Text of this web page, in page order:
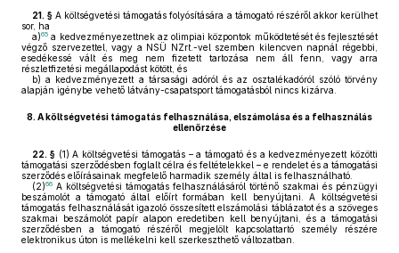
21. § A költségvetési támogatás folyósítására a támogató részéről akkor kerülhet
sor, ha
a)65 a kedvezményezettnek az olimpiai központok működtetését és fejlesztését
végző szervezettel, vagy a NSÜ NZrt.-vel szemben kilencven napnál régebbi,
esedékessé vált és meg nem fizetett tartozása nem áll fenn, vagy arra
részletfizetési megállapodást kötött, és
b) a kedvezményezett a társasági adóról és az osztalékadóról szóló törvény
alapján igénybe vehető látvány-csapatsport támogatásból nincs kizárva.
8. A költségvetési támogatás felhasználása, elszámolása és a felhasználás
ellenőrzése
22. § (1) A költségvetési támogatás – a támogató és a kedvezményezett közötti
támogatási szerződésben foglalt célra és feltételekkel – e rendelet és a támogatási
szerződés előírásainak megfelelő harmadik személy által is felhasználható.
(2)66 A költségvetési támogatás felhasználásáról történő szakmai és pénzügyi
beszámolót a támogató által előírt formában kell benyújtani. A költségvetési
támogatás felhasználását igazoló összesített elszámolási táblázatot és a szöveges
szakmai beszámolót papír alapon eredetiben kell benyújtani, és a támogatási
szerződésben a támogató részéről megjelölt kapcsolattartó személy részére
elektronikus úton is mellékelni kell szerkeszthető változatban.